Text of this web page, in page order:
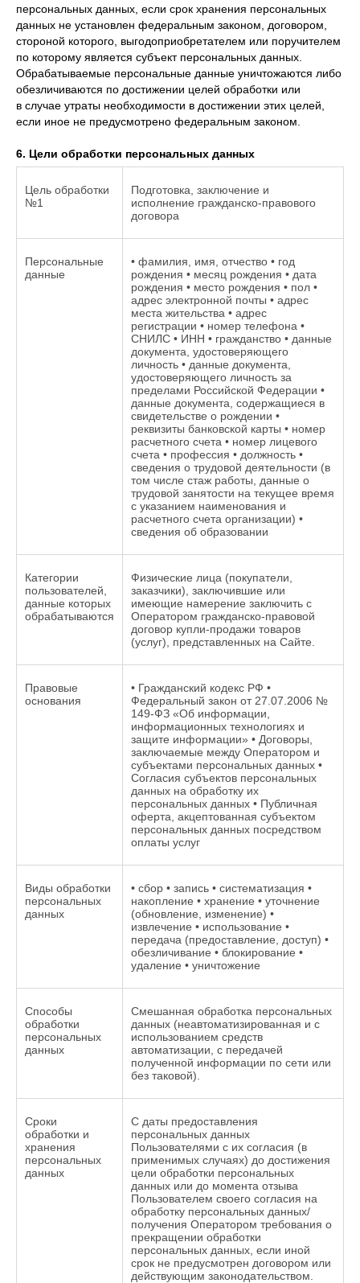
персональных данных, если срок хранения персональных
данных не установлен федеральным законом, договором,
стороной которого, выгодоприобретателем или поручителем
по которому является субъект персональных данных.
Обрабатываемые персональные данные уничтожаются либо
обезличиваются по достижении целей обработки или
в случае утраты необходимости в достижении этих целей,
если иное не предусмотрено федеральным законом.
6. Цели обработки персональных данных
Цель обработки
№1
Подготовка, заключение и
исполнение гражданско-правового
договора
Персональные
данные
• фамилия, имя, отчество • год
рождения • месяц рождения • дата
рождения • место рождения • пол •
адрес электронной почты • адрес
места жительства • адрес
регистрации • номер телефона •
СНИЛС • ИНН • гражданство • данные
документа, удостоверяющего
личность • данные документа,
удостоверяющего личность за
пределами Российской Федерации •
данные документа, содержащиеся в
свидетельстве о рождении •
реквизиты банковской карты • номер
расчетного счета • номер лицевого
счета • профессия • должность •
сведения о трудовой деятельности (в
том числе стаж работы, данные о
трудовой занятости на текущее время
с указанием наименования и
расчетного счета организации) •
сведения об образовании
Категории
пользователей,
данные которых
обрабатываются
Физические лица (покупатели,
заказчики), заключившие или
имеющие намерение заключить с
Оператором гражданско-правовой
договор купли-продажи товаров
(услуг), представленных на Сайте.
Правовые
основания
• Гражданский кодекс РФ •
Федеральный закон от 27.07.2006 №
149-ФЗ «Об информации,
информационных технологиях и
защите информации» • Договоры,
заключаемые между Оператором и
субъектами персональных данных •
Согласия субъектов персональных
данных на обработку их
персональных данных • Публичная
оферта, акцептованная субъектом
персональных данных посредством
оплаты услуг
Виды обработки
персональных
данных
• сбор • запись • систематизация •
накопление • хранение • уточнение
(обновление, изменение) •
извлечение • использование •
передача (предоставление, доступ) •
обезличивание • блокирование •
удаление • уничтожение
Способы
обработки
персональных
данных
Смешанная обработка персональных
данных (неавтоматизированная и с
использованием средств
автоматизации, с передачей
полученной информации по сети или
без таковой).
Сроки
обработки и
хранения
персональных
данных
С даты предоставления
персональных данных
Пользователями с их согласия (в
применимых случаях) до достижения
цели обработки персональных
данных или до момента отзыва
Пользователем своего согласия на
обработку персональных данных/
получения Оператором требования о
прекращении обработки
персональных данных, если иной
срок не предусмотрен договором или
действующим законодательством.